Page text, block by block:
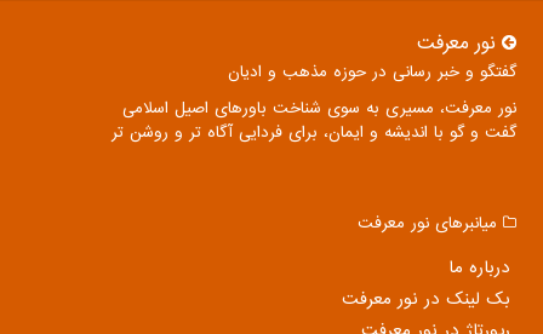
نور معرفت
گفتگو و خبر رسانی در حوزه مذهب و ادیان
نور معرفت، مسیری به سوی شناخت باورهای اصیل اسلامی
گفت و گو با اندیشه و ایمان، برای فردایی آگاه تر و روشن تر
میانبرهای نور معرفت
درباره ما
بک لینک در نور معرفت